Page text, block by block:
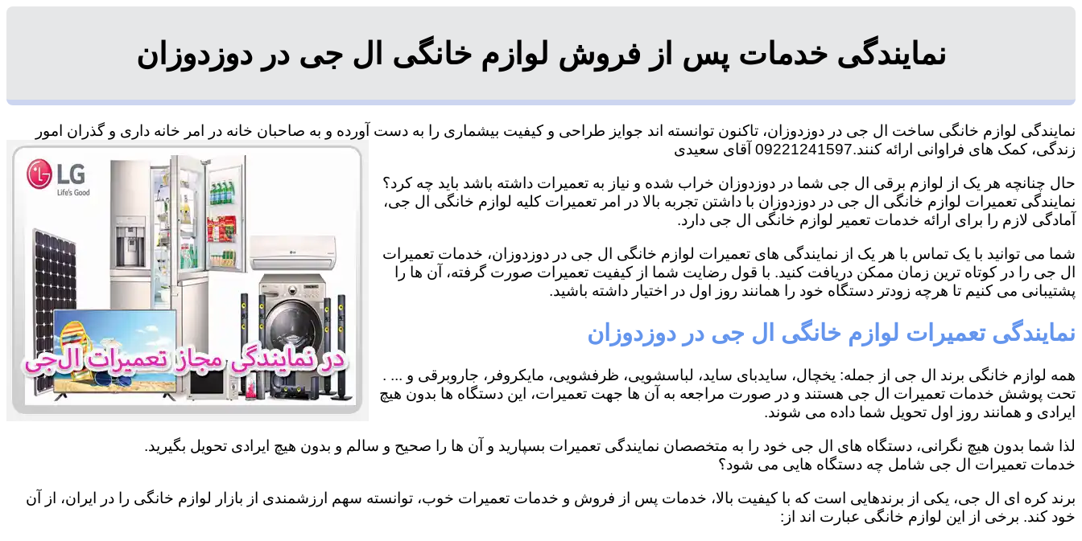
نمایندگی خدمات پس از فروش لوازم خانگی ال جی در دوزدوزان
نمایندگی لوازم خانگی ساخت ال جی در دوزدوزان، تاکنون توانسته اند جوایز طراحی و کیفیت بیشماری را به دست آورده و به صاحبان خانه در امر خانه داری و گذران امور
زندگی، کمک های فراوانی ارائه کنند.09221241597 آقای سعیدی
حال چنانچه هر یک از لوازم برقی ال جی شما در دوزدوزان خراب شده و نیاز به تعمیرات داشته باشد باید چه کرد؟
نمایندگی تعمیرات لوازم خانگی ال جی در دوزدوزان با داشتن تجربه بالا در امر تعمیرات کلیه لوازم خانگی ال جی،
آمادگی لازم را برای ارائه خدمات تعمیر لوازم خانگی ال جی دارد.
شما می توانید با یک تماس با هر یک از نمایندگی های تعمیرات لوازم خانگی ال جی در دوزدوزان، خدمات تعمیرات
ال جی را در کوتاه ترین زمان ممکن دریافت کنید. با قول رضایت شما از کیفیت تعمیرات صورت گرفته، آن ها را
پشتیبانی می کنیم تا هرچه زودتر دستگاه خود را همانند روز اول در اختیار داشته باشید.
نمایندگی تعمیرات لوازم خانگی ال جی در دوزدوزان
همه لوازم خانگی برند ال جی از جمله: یخچال، سایدبای ساید، لباسشویی، ظرفشویی، مایکروفر، جاروبرقی و ... .
تحت پوشش خدمات تعمیرات ال جی هستند و در صورت مراجعه به آن ها جهت تعمیرات، این دستگاه ها بدون هیچ
ایرادی و همانند روز اول تحویل شما داده می شوند.
لذا شما بدون هیچ نگرانی، دستگاه های ال جی خود را به متخصصان نمایندگی تعمیرات بسپارید و آن ها را صحیح و سالم و بدون هیچ ایرادی تحویل بگیرید.
خدمات تعمیرات ال جی شامل چه دستگاه هایی می شود؟
برند کره ای ال جی، یکی از برندهایی است که با کیفیت بالا، خدمات پس از فروش و خدمات تعمیرات خوب، توانسته سهم ارزشمندی از بازار لوازم خانگی را در ایران، از آن
خود کند. برخی از این لوازم خانگی عبارت اند از: